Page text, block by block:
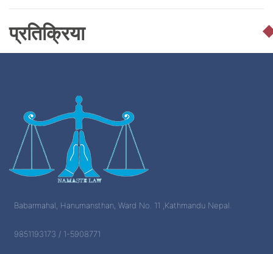
प्रतिक्रिया
Babarmahal, Hanumansthan, Ward No. 11 ,Kathmandu Nepal.
9851193173 / 1-5908771